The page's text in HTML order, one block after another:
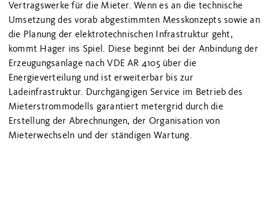
Vertragswerke für die Mieter. Wenn es an die technische
Umsetzung des vorab abgestimmten Messkonzepts sowie an
die Planung der elektrotechnischen Infrastruktur geht,
kommt Hager ins Spiel. Diese beginnt bei der Anbindung der
Erzeugungsanlage nach VDE AR 4105 über die
Energieverteilung und ist erweiterbar bis zur
Ladeinfrastruktur. Durchgängigen Service im Betrieb des
Mieterstrommodells garantiert metergrid durch die
Erstellung der Abrechnungen, der Organisation von
Mieterwechseln und der ständigen Wartung.